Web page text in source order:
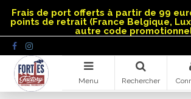
Frais de port offerts à partir de 99
points de retrait (France Belgique,
autre code
Menu Rechercher